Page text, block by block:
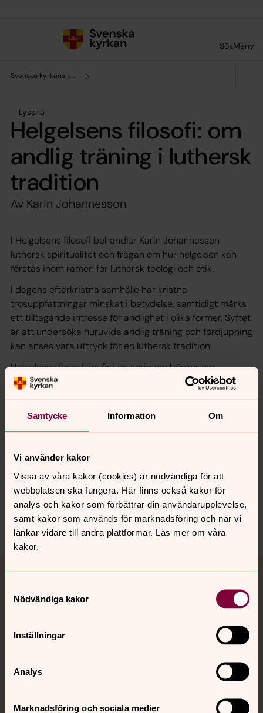
Samtycke Information Om
Vi använder kakor
Vissa av våra kakor (cookies) är nödvändiga för att
webbplatsen ska fungera. Här finns också kakor för
analys och kakor som förbättrar din användarupplevelse,
samt kakor som används för marknadsföring och när vi
länkar vidare till andra plattformar. Läs mer om våra
kakor.
Nödvändiga kakor
Inställningar
Analys
Marknadsföring och sociala medier
SökMeny
Svenska kyrkans enhet för forskning och analys
Lyssna
Helgelsens filosofi: om
andlig träning i luthersk
tradition
Av Karin Johannesson
I Helgelsens filosofi behandlar Karin Johannesson
luthersk spiritualitet och frågan om hur helgelsen kan
förstås inom ramen för luthersk teologi och etik.
I dagens efterkristna samhälle har kristna
trosuppfattningar minskat i betydelse, samtidigt märks
ett tilltagande intresse för andlighet i olika former. Syftet
är att undersöka huruvida andlig träning och fördjupning
kan anses vara uttryck för en luthersk tradition.
Helgelsens filosofiingår i en serie om böcker om
Luthersk teologi och etik - i ett efterkristet samhälle.
Johannesson, Karin,Helgelsens filosofi: om andlig träning
i luthersk tradition
, Verbum, Stockholm, 2014. ISBN:
9789152635858.
Beställ boken här.
Senast ändrad 6 oktober 2022
Dela
Akut samtals- och krisstöd. Prata eller chatta anonymt
Digitalt brev